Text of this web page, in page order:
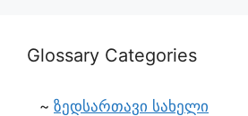
Glossary Categories
ზედსართავი სახელი